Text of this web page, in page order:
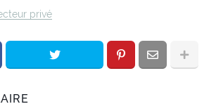
privé